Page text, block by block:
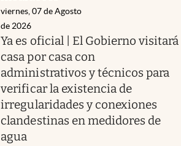
viernes, 07 de Agosto
de 2026
Ya es oficial | El Gobierno visitará
casa por casa con
administrativos y técnicos para
verificar la existencia de
irregularidades y conexiones
clandestinas en medidores de
agua